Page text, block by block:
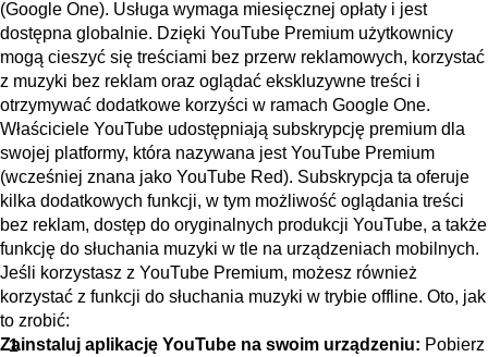
(Google One). Usługa wymaga miesięcznej opłaty i jest
dostępna globalnie. Dzięki YouTube Premium użytkownicy
mogą cieszyć się treściami bez przerw reklamowych, korzystać
z muzyki bez reklam oraz oglądać ekskluzywne treści i
otrzymywać dodatkowe korzyści w ramach Google One.
Właściciele YouTube udostępniają subskrypcję premium dla
swojej platformy, która nazywana jest YouTube Premium
(wcześniej znana jako YouTube Red). Subskrypcja ta oferuje
kilka dodatkowych funkcji, w tym możliwość oglądania treści
bez reklam, dostęp do oryginalnych produkcji YouTube, a także
funkcję do słuchania muzyki w tle na urządzeniach mobilnych.
Jeśli korzystasz z YouTube Premium, możesz również
korzystać z funkcji do słuchania muzyki w trybie offline. Oto, jak
to zrobić:
Zainstaluj aplikację YouTube na swoim urządzeniu: Pobierz